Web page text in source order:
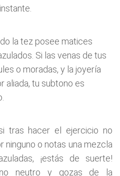
la tez posee matices
Si las venas de tus
o moradas, y la joyería
aliada, tu subtono es
tras hacer el ejercicio no
ninguno o notas una mezcla
¡estás de suerte!
neutro y gozas de la